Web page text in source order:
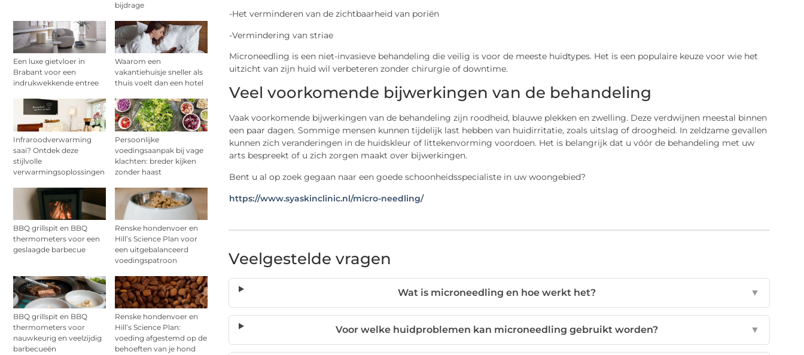
bijdrage
Een luxe gietvloer in
Brabant voor een
indrukwekkende entree
Waarom een
vakantiehuisje sneller als
thuis voelt dan een hotel
Infraroodverwarming
saai? Ontdek deze
stijlvolle
verwarmingsoplossingen
Persoonlijke
voedingsaanpak bij vage
klachten: breder kijken
zonder haast
BBQ grillspit en BBQ
thermometers voor een
geslaagde barbecue
Renske hondenvoer en
Hill’s Science Plan voor
een uitgebalanceerd
voedingspatroon
BBQ grillspit en BBQ
thermometers voor
nauwkeurig en veelzijdig
barbecueën
Renske hondenvoer en
Hill’s Science Plan:
voeding afgestemd op de
behoeften van je hond
-Het verminderen van de zichtbaarheid van poriën
-Vermindering van striae
Microneedling is een niet-invasieve behandeling die veilig is voor de meeste huidtypes. Het is een populaire keuze voor wie het
uitzicht van zijn huid wil verbeteren zonder chirurgie of downtime.
Veel voorkomende bijwerkingen van de behandeling
Vaak voorkomende bijwerkingen van de behandeling zijn roodheid, blauwe plekken en zwelling. Deze verdwijnen meestal binnen
een paar dagen. Sommige mensen kunnen tijdelijk last hebben van huidirritatie, zoals uitslag of droogheid. In zeldzame gevallen
kunnen zich veranderingen in de huidskleur of littekenvorming voordoen. Het is belangrijk dat u vóór de behandeling met uw
arts bespreekt of u zich zorgen maakt over bijwerkingen.
Bent u al op zoek gegaan naar een goede schoonheidsspecialiste in uw woongebied?
https://www.syaskinclinic.nl/micro-needling/
Veelgestelde vragen
Wat is microneedling en hoe werkt het? ▼
Voor welke huidproblemen kan microneedling gebruikt worden? ▼